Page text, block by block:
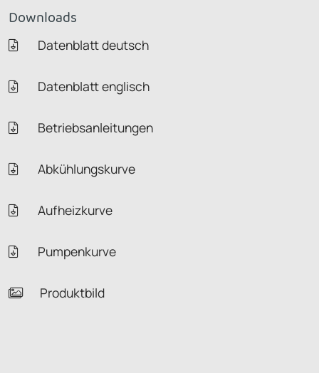
Downloads
Datenblatt deutsch
Datenblatt englisch
Betriebsanleitungen
Abkühlungskurve
Aufheizkurve
Pumpenkurve
Produktbild